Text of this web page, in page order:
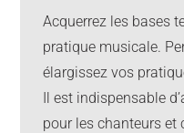
Acquerrez les bases
pratique musicale.
élargissez vos
Il est indispensable
pour les chanteurs et